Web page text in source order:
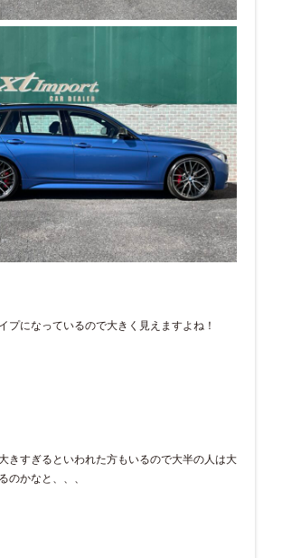
プになっているので大きく見えますよね！
きすぎるといわれた方もいるので大半の人は大
のかなと、、、